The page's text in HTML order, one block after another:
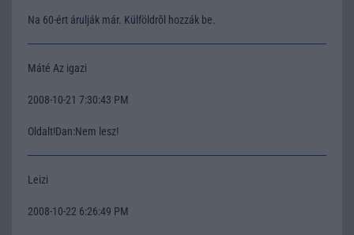
Na 60-ért árulják már. Külföldrõl hozzák be.
Máté Az igazi
2008-10-21 7:30:43 PM
Oldalt!Dan:Nem lesz!
Leizi
2008-10-22 6:26:49 PM